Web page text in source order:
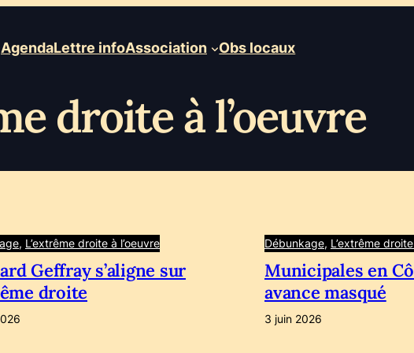
AgendaLettre infoAssociation Obs locaux
droite à l’oeuvre
, L’extrême droite à l’oeuvre
Geffray s’aligne sur
droite
Débunkage, L’extrême
Municipales en
avance masqué
3 juin 2026